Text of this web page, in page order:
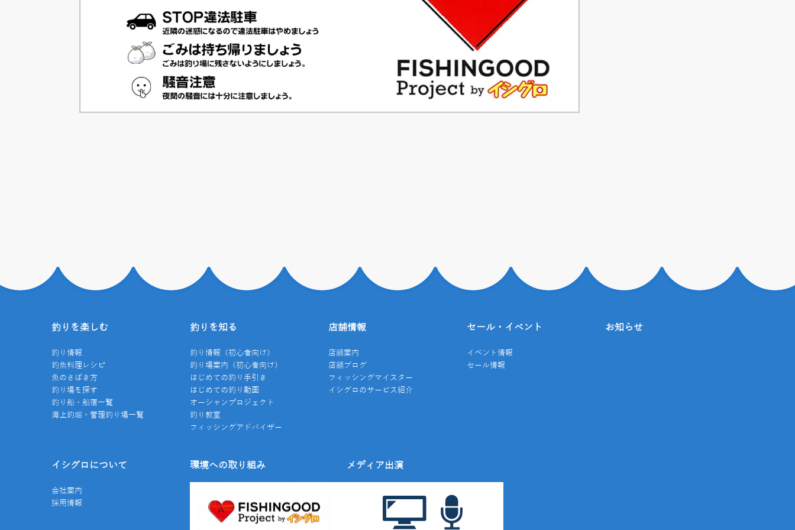
釣りを楽しむ
釣り情報
釣魚料理レシピ
魚のさばき方
釣り場を探す
釣り船・船宿一覧
海上釣堀・管理釣り場一覧
釣りを知る
釣り情報（初心者向け）
釣り場案内（初心者向け）
はじめての釣り手引き
はじめての釣り動画
オーシャンプロジェクト
釣り教室
フィッシングアドバイザー
店舗情報
店舗案内
店舗ブログ
フィッシングマイスター
イシグロのサービス紹介
セール・イベント
イベント情報
セール情報
お知らせ
イシグロについて
会社案内
採用情報
環境への取り組み メディア出演